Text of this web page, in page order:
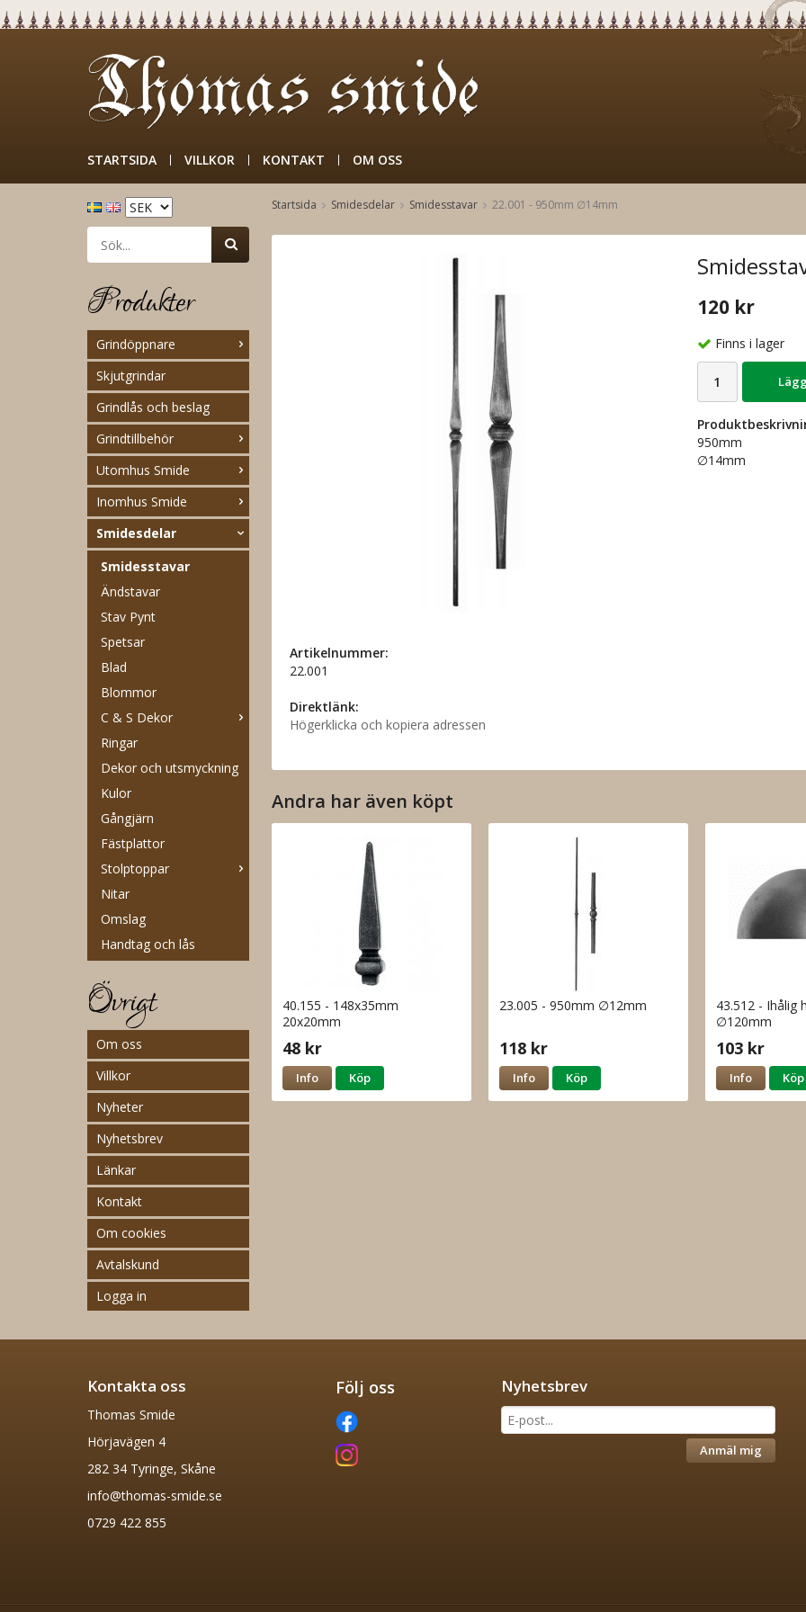
STARTSIDA VILLKOR KONTAKT OM OSS
Produkter
Grindöppnare
Skjutgrindar
Grindlås och beslag
Grindtillbehör
Utomhus Smide
Inomhus Smide
Smidesdelar
Smidesstavar
Ändstavar
Stav Pynt
Spetsar
Blad
Blommor
C & S Dekor
Ringar
Dekor och utsmyckning
Kulor
Gångjärn
Fästplattor
Stolptoppar
Nitar
Omslag
Handtag och lås
Övrigt
Om oss
Villkor
Nyheter
Nyhetsbrev
Länkar
Kontakt
Om cookies
Avtalskund
Logga in
Startsida Smidesdelar Smidesstavar 22.001 - 950mm ∅14mm
120 kr
Finns i lager
950mm
∅14mm
Artikelnummer:
22.001
Direktlänk:
Högerklicka och kopiera adressen
Andra har även köpt
40.155 - 148x35mm
20x20mm
48 kr
Info Köp
23.005 - 950mm ∅12mm
118 kr
Info Köp
43.512 - Ihålig
∅120mm
103 kr
Info Köp
Kontakta oss
Thomas Smide
Hörjavägen 4
282 34 Tyringe, Skåne
info@thomas-smide.se
0729 422 855
Följ oss Nyhetsbrev
Anmäl mig